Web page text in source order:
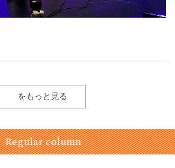
をもっと見る
Regular column